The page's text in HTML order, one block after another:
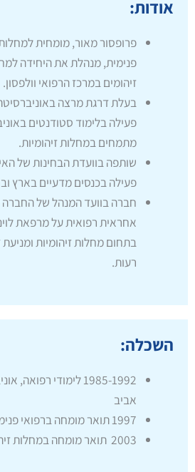
אודות:
פרופסור מאור, מומחית למחלות
פנימית, מנהלת את היחידה
זיהומים במרכז הרפואי וולפסון.
בעלת דרגת מרצה
פעילה בלימוד סטודנטים
מתמחים במחלות זיהומיות.
שותפה בוועדת הבחינות של
פעילה בכנסים מדעיים בארץ
חברה בוועד המנהל של
אחראית רפואית על מרפאת
בתחום מחלות זיהומיות
רעות.
השכלה:
1985-1992 לימודי
אביב
1997 תואר מומחה ברפואי פנימית
2003 תואר מומחה במחלות זיהומיות